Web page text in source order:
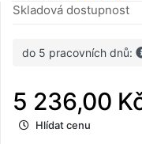
Skladová dostupnost
do 5 pracovních dnů:
5 236,00
Hlídat cenu